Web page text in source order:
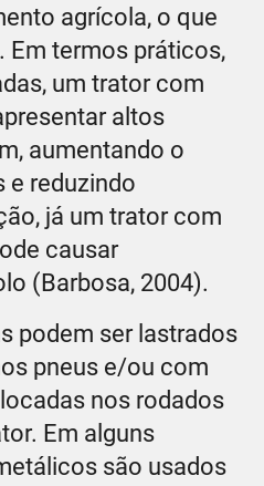
agrícola, o que
Em termos práticos,
um trator com
altos
aumentando o
e reduzindo
já um trator com
causar
(Barbosa, 2004).
podem ser lastrados
pneus e/ou com
nos rodados
Em alguns
são usados